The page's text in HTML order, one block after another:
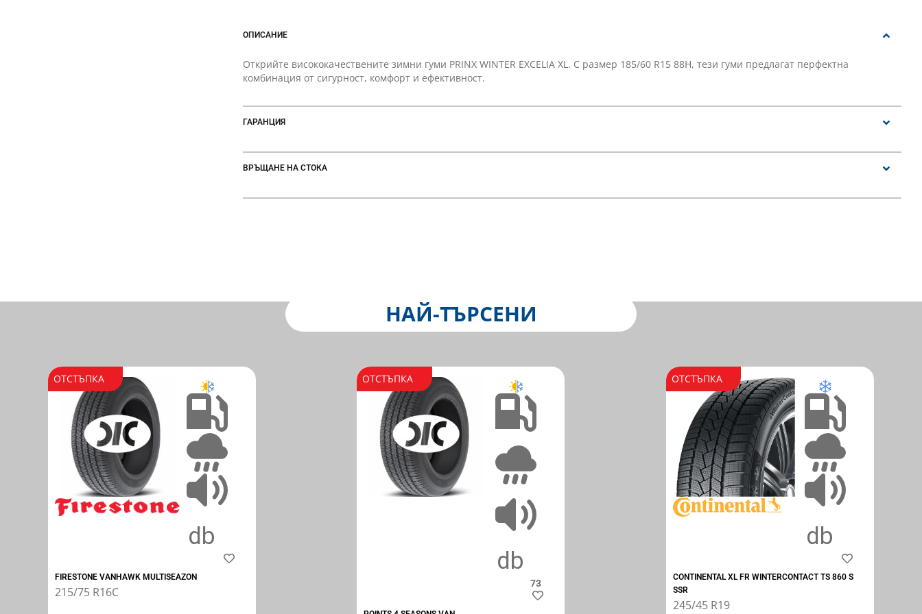
ОПИСАНИЕ
Открийте висококачествените зимни гуми PRINX WINTER EXCELIA XL. С размер 185/60 R15 88H, тези гуми предлагат перфектна
комбинация от сигурност, комфорт и ефективност.
ГАРАНЦИЯ
ВРЪЩАНЕ НА СТОКА
НАЙ-ТЪРСЕНИ
ОТСТЪПКА
FIRESTONE VANHAWK MULTISEAZON
215/75 R16C
ОТСТЪПКА
73
ОТСТЪПКА
CONTINENTAL XL FR WINTERCONTACT TS 860 S
SSR
245/45 R19